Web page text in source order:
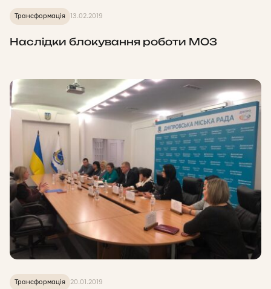
Трансформація 13.02.2019
Наслідки блокування роботи МОЗ
Трансформація 20.01.2019